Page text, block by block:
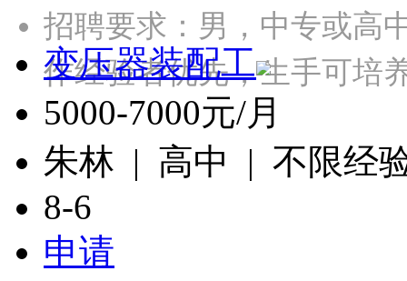
招聘要求：男，中专或高
作经验者优先，生手可
变压器装配工
5000-7000元/月
朱林 | 高中 | 不限经
8-6
申请